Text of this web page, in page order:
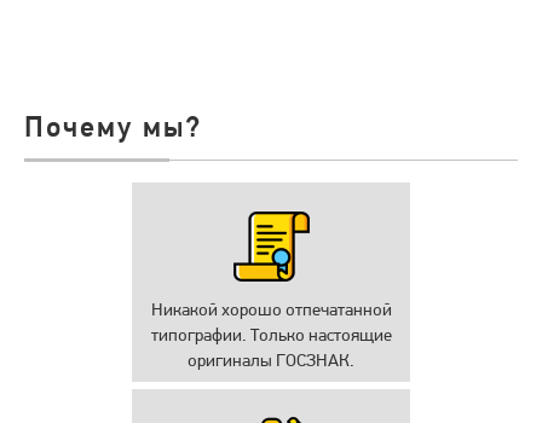
Почему мы?
Никакой хорошо отпечатанной
типографии. Только настоящие
оригиналы ГОСЗНАК.